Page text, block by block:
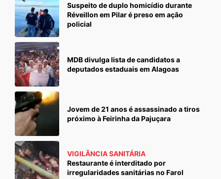
Suspeito de duplo homicídio durante
Réveillon em Pilar é preso em ação
policial
MDB divulga lista de candidatos a
deputados estaduais em Alagoas
Jovem de 21 anos é assassinado a tiros
próximo à Feirinha da Pajuçara
VIGILÂNCIA SANITÁRIA
Restaurante é interditado por
irregularidades sanitárias no Farol